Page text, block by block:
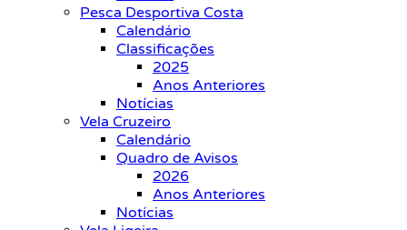
Pesca Desportiva Costa
Calendário
Classificações
2025
Anos Anteriores
Notícias
Vela Cruzeiro
Calendário
Quadro de Avisos
2026
Anos Anteriores
Notícias